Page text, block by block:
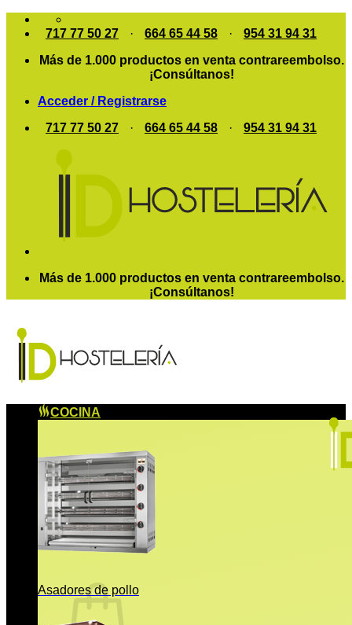
Saltar
717 77 50 27 · 664 65 44 58 ·
954 31 94 31
Más de 1.000 productos en venta contrareembolso.
¡Consúltanos!
Acceder / Registrarse
717 77 50 27
· 664 65 44 58 · 954 31 94 31
Más de 1.000 productos en venta contrareembolso.
¡Consúltanos!
COCINA
Asadores de pollo